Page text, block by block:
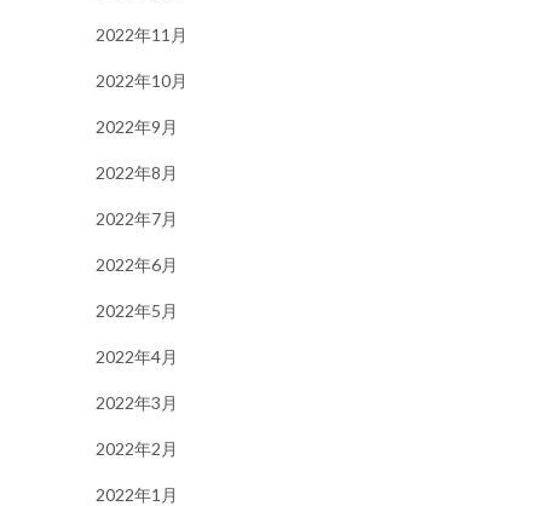
2022年11月
2022年10月
2022年9月
2022年8月
2022年7月
2022年6月
2022年5月
2022年4月
2022年3月
2022年2月
2022年1月